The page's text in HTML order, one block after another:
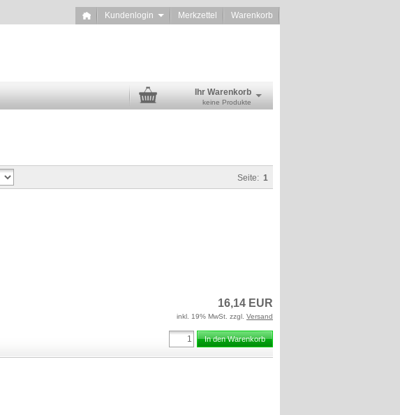
Kundenlogin Merkzettel Warenkorb
Ihr Warenkorb
keine Produkte
Seite: 1
16,14 EUR
inkl. 19% MwSt. zzgl. Versand
In den Warenkorb